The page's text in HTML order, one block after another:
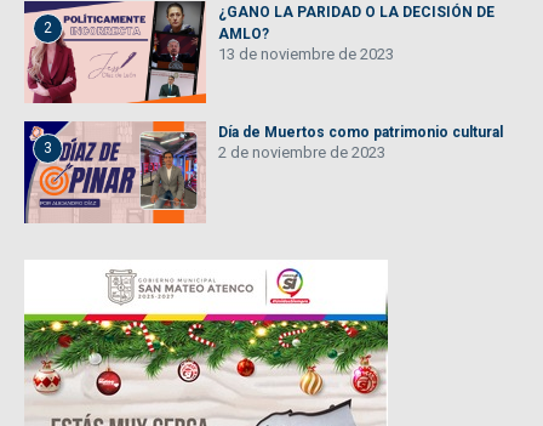
2
¿GANO LA PARIDAD O LA DECISIÓN DE
AMLO?
13 de noviembre de 2023
3
Día de Muertos como patrimonio cultural
2 de noviembre de 2023